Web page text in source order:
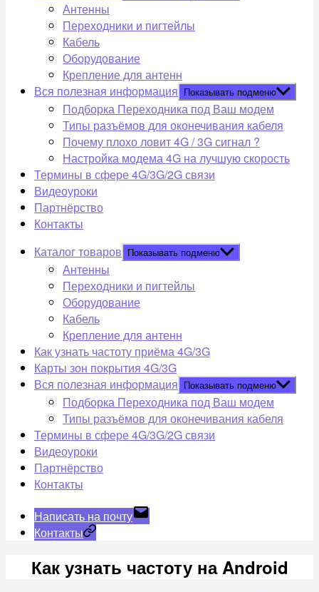
Антенны
Переходники и пигтейлы
Кабель
Оборудование
Крепление для антенн
Вся полезная информация Показывать подменю
Подборка Переходника под Ваш модем
Типы разъёмов для оконечивания кабеля
Почему плохо ловит 4G / 3G сигнал ?
Настройка модема 4G на лучшую скорость
Термины в сфере 4G/3G/2G связи
Видеоуроки
Партнёрство
Контакты
Каталог товаров Показывать подменю
Антенны
Переходники и пигтейлы
Оборудование
Кабель
Крепление для антенн
Как узнать частоту приёма 4G/3G
Карты зон покрытия 4G/3G
Вся полезная информация Показывать подменю
Подборка Переходника под Ваш модем
Типы разъёмов для оконечивания кабеля
Термины в сфере 4G/3G/2G связи
Видеоуроки
Партнёрство
Контакты
Написать на почту
Контакты
Как узнать частоту на Android